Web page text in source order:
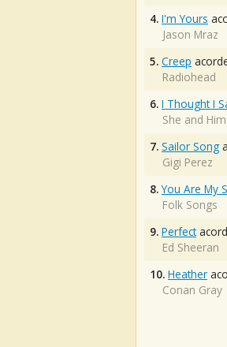
4. I'm Yours
Jason Mraz
5. Creep
Radiohead
6. I Thought I
She and Him
7. Sailor Song
Gigi Perez
8. You Are My
Folk Songs
9. Perfect
Ed Sheeran
10. Heather
Conan Gray